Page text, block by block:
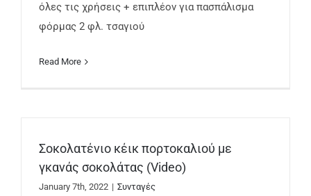
όλες τις χρήσεις + επιπλέον για πασπάλισμα
φόρμας 2 φλ. τσαγιού
Read More
Σοκολατένιο κέικ πορτοκαλιού με
γκανάς σοκολάτας (Video)
January 7th, 2022 | Συνταγές